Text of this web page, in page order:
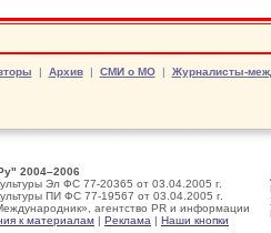
| Архив| СМИ о МО| Журналисты-
2004–2006
Эл ФС 77-20365 от 03.04.2005 г.
ПИ ФС 77-19567 от 03.04.2005 г.
агентство PR и информации
к материалам | Реклама | Наши кнопки